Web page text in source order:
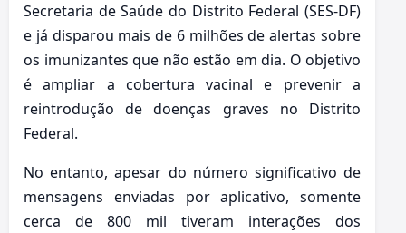
Secretaria de Saúde do Distrito Federal (SES-DF)
e já disparou mais de 6 milhões de alertas sobre
os imunizantes que não estão em dia. O objetivo
é ampliar a cobertura vacinal e prevenir a
reintrodução de doenças graves no Distrito
Federal.
No entanto, apesar do número significativo de
mensagens enviadas por aplicativo, somente
cerca de 800 mil tiveram interações dos